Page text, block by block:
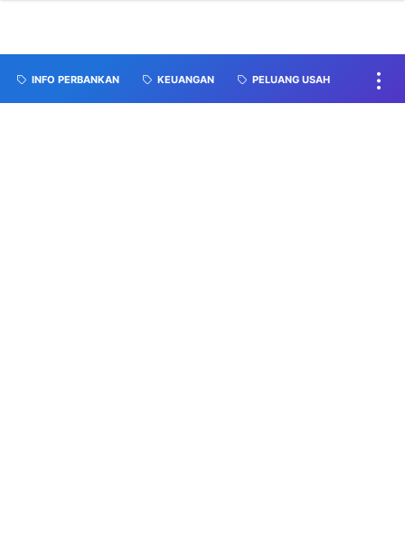
INFO PERBANKAN KEUANGAN PELUANG USAH